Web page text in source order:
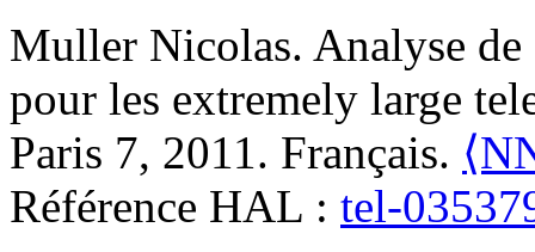
Muller Nicolas. Analyse
pour les extremely large
Paris 7, 2011. Français.
Référence HAL : tel-